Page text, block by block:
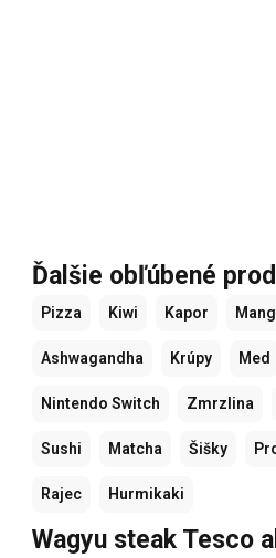
Ďalšie obľúbené
Pizza Kiwi Kapor
Ashwagandha Krúpy Med
Nintendo Switch Zmrzlina
Sushi Matcha Šišky
Rajec Hurmikaki
Wagyu steak Tesco